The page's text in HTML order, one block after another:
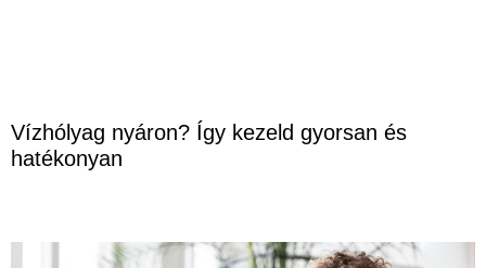
Vízhólyag nyáron? Így kezeld gyorsan és
hatékonyan